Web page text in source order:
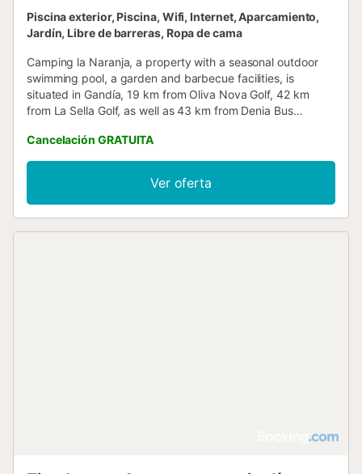
Piscina exterior, Piscina, Wifi, Internet, Aparcamiento,
Jardín, Libre de barreras, Ropa de cama
Camping la Naranja, a property with a seasonal outdoor
swimming pool, a garden and barbecue facilities, is
situated in Gandía, 19 km from Oliva Nova Golf, 42 km
from La Sella Golf, as well as 43 km from Denia Bus
Cancelación GRATUITA
Ver oferta